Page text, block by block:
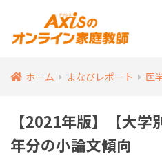
ホーム まなびレポート 医
【2021年版】【大
年分の小論文傾向